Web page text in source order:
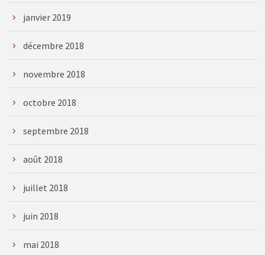
janvier 2019
décembre 2018
novembre 2018
octobre 2018
septembre 2018
août 2018
juillet 2018
juin 2018
mai 2018